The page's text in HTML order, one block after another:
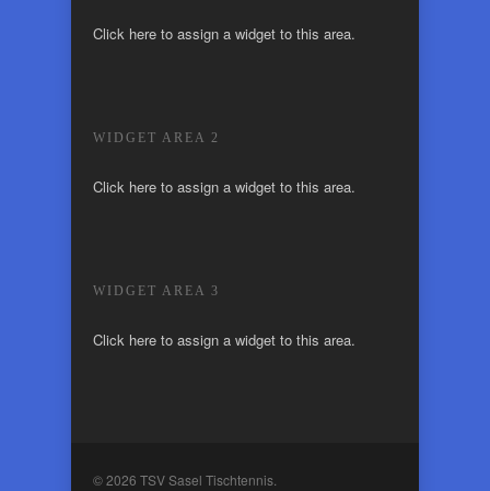
Click here to assign a widget to this area.
WIDGET AREA 2
Click here to assign a widget to this area.
WIDGET AREA 3
Click here to assign a widget to this area.
© 2026 TSV Sasel Tischtennis.